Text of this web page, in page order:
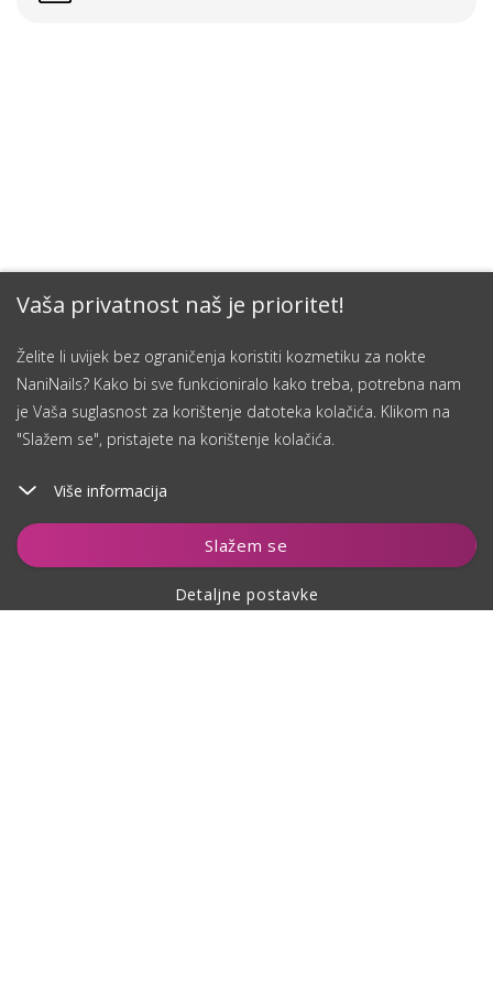
Vaša privatnost naš je prioritet!
Želite li uvijek bez ograničenja koristiti kozmetiku za nokte
NaniNails? Kako bi sve funkcioniralo kako treba, potrebna nam
je Vaša suglasnost za korištenje datoteka kolačića. Klikom na
"Slažem se", pristajete na korištenje kolačića.
Više informacija
Slažem se
Detaljne postavke
Dodaj u košaricu